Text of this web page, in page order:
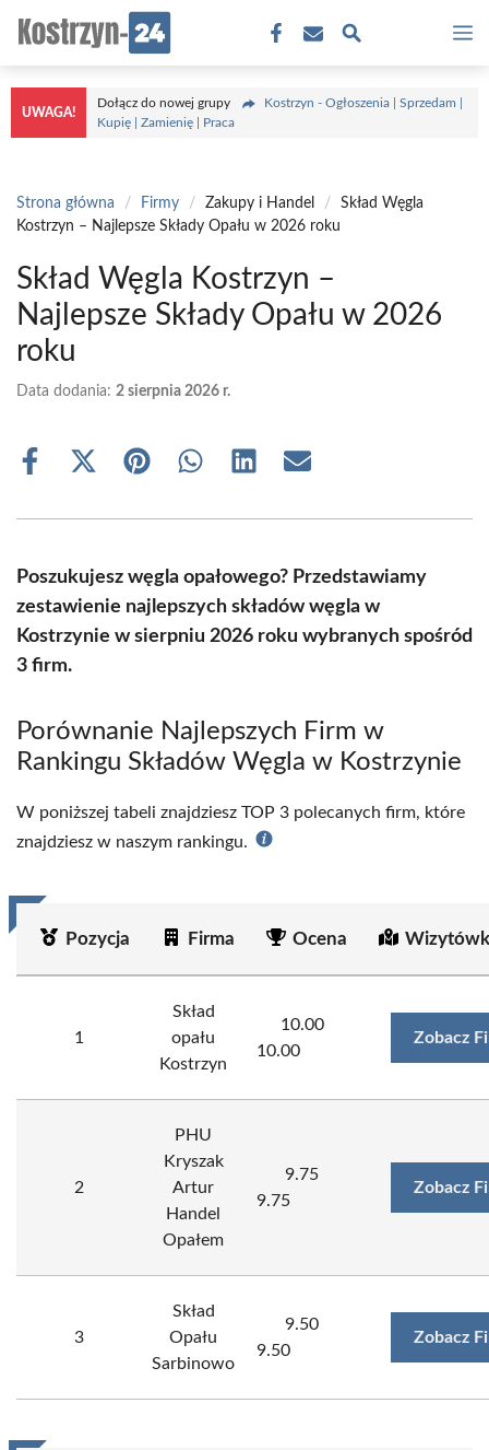
treści
UWAGA!
Dołącz do nowej grupy
Kostrzyn - Ogłoszenia | Sprzedam |
Kupię | Zamienię | Praca
Strona główna / Firmy / Zakupy i Handel /
Skład Węgla
Kostrzyn – Najlepsze Składy Opału w 2026 roku
Skład Węgla Kostrzyn –
Najlepsze Składy Opału w 2026
roku
Data dodania: 2 sierpnia 2026 r.
Share
Share
(Twitter)
Share Share Share Share
Poszukujesz węgla opałowego? Przedstawiamy
zestawienie najlepszych składów węgla w
Kostrzynie w sierpniu 2026 roku wybranych spośród
3 firm.
Porównanie Najlepszych Firm w
Rankingu Składów Węgla w Kostrzynie
W poniższej tabeli znajdziesz TOP 3 polecanych firm, które
znajdziesz w naszym rankingu.
Pozycja Firma Ocena
1
Skład
opału
Kostrzyn
10.00
10.00
Zobacz
2
PHU
Kryszak
Artur
Handel
Opałem
9.75
9.75
Zobacz
3
Skład
Opału
Sarbinowo
9.50
9.50
Zobacz